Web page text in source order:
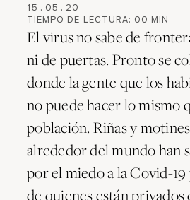
15 . 05 . 20
TIEMPO DE LECTURA: 00 MIN
El virus no sabe de
ni de puertas. Pronto se
donde la gente que los
no puede hacer lo mismo
población. Riñas y
alrededor del mundo han
por el miedo a la Covid-
de quienes están privados